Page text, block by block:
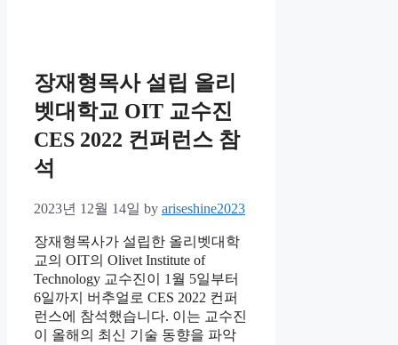
장재형목사 설립 올리
벳대학교 OIT 교수진
CES 2022 컨퍼런스 참
석
2023년 12월 14일 by ariseshine2023
장재형목사가 설립한 올리벳대학
교의 OIT의 Olivet Institute of
Technology 교수진이 1월 5일부터
6일까지 버추얼로 CES 2022 컨퍼
런스에 참석했습니다. 이는 교수진
이 올해의 최신 기술 동향을 파악